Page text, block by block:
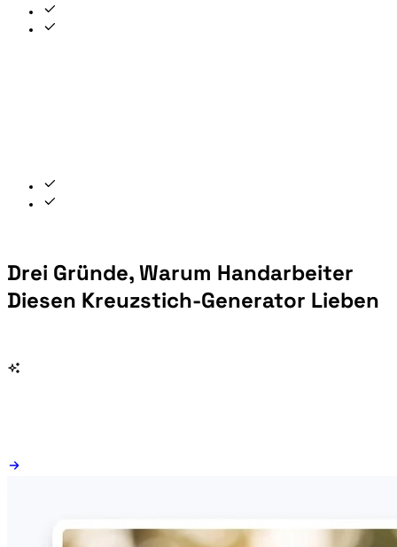
Drei Gründe, Warum Handarbeiter
Diesen Kreuzstich-Generator Lieben